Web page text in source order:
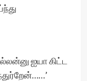
ஐயா கிட்ட